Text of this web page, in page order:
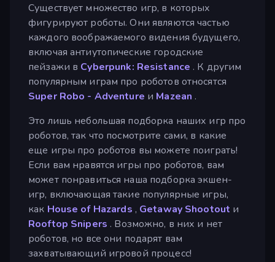
Существует множество игр, в которых
фигурируют роботы. Они являются частью
каждого воображаемого видения будущего,
включая антиутопические городские
пейзажи в Cyberpunk: Resistance . К другим
популярным играм про роботов относятся
Super Robo - Adventure и Mazean .
Это лишь небольшая подборка наших игр про
роботов, так что посмотрите сами, в какие
еще игры про роботов вы можете поиграть!
Если вам нравятся игры про роботов, вам
может понравиться наша подборка экшен-
игр, включающая такие популярные игры,
как House of Hazards , Getaway Shootout и
Rooftop Snipers . Возможно, в них и нет
роботов, но все они подарят вам
захватывающий игровой процесс!